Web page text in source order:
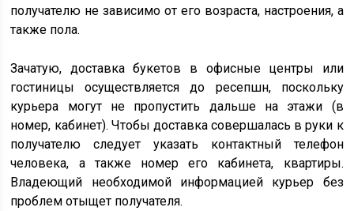
получателю не зависимо от его возраста, настроения, а
также пола.
Зачатую, доставка букетов в офисные центры или
гостиницы осуществляется до ресепшн, поскольку
курьера могут не пропустить дальше на этажи (в
номер, кабинет). Чтобы доставка совершалась в руки к
получателю следует указать контактный телефон
человека, а также номер его кабинета, квартиры.
Владеющий необходимой информацией курьер без
проблем отыщет получателя.